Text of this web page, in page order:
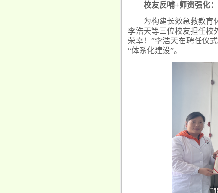
校友反哺+师资强化
为构建长效急救教育
李浩天等三位校友担任校
荣幸！”李浩天在聘任仪
“体系化建设”。